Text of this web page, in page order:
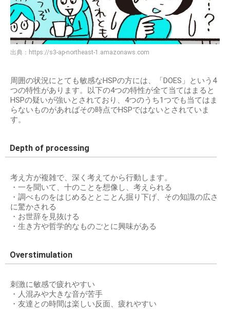
出典： https://s3-ap-northeast-1.amazonaws.com
周囲の状況にとても敏感なHSPの方には、「DOES」という4
つの特性があります。以下の4つの特性が全て当てはまると
HSPの疑いが強いとされており、4つのうち1つでも当てはま
らないものがあればその時点でHSPではないとされていま
す。
Depth of processing
考え方が複雑で、深く考えてから行動します。
・一を聞いて、十のことを想像し、考えられる
・調べものをはじめるととことん掘り下げ、その知識の広さ
に驚かされる
・お世辞を見抜ける
・生き方や哲学的なものごとに興味がある
Overstimulation
刺激に敏感で疲れやすい
・人混みや大きな音が苦手
・友達との時間は楽しい反面、疲れやすい